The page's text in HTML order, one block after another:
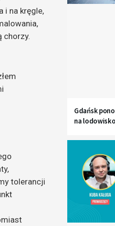
i na kręgle,
chorzy.
tolerancji
Gdańsk
na